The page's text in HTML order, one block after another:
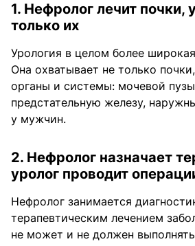
1. Нефролог лечит почки,
только их
Урология в целом более
Она охватывает не только
органы и системы: мочевой
предстательную железу,
у мужчин.
2. Нефролог назначает
уролог проводит
Нефролог занимается
терапевтическим лечением
не может и не должен